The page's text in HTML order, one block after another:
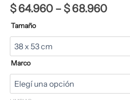
$64.960– $68.960
Tamaño
Marco